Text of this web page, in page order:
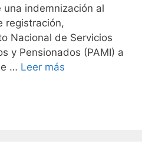
una indemnización al
registración,
Nacional de Servicios
y Pensionados (PAMI) a
… Leer más